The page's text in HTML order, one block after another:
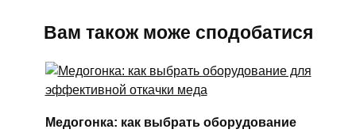
Вам також може сподобатися
Медогонка: как выбрать оборудование